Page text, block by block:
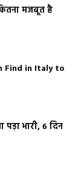
मजबूत है
Find in Italy to
पड़ा भारी, 6 दिन